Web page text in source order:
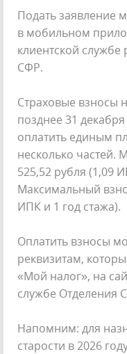
Подать заявление
в мобильном
клиентской службе
СФР.
Страховые взносы
позднее 31
оплатить единым
несколько
525,52 рубля (1,09
Максимальный
ИПК и 1 год стажа).
Оплатить взносы
реквизитам,
«Мой налог», на
службе Отделения
Напомним: для
старости в 2026